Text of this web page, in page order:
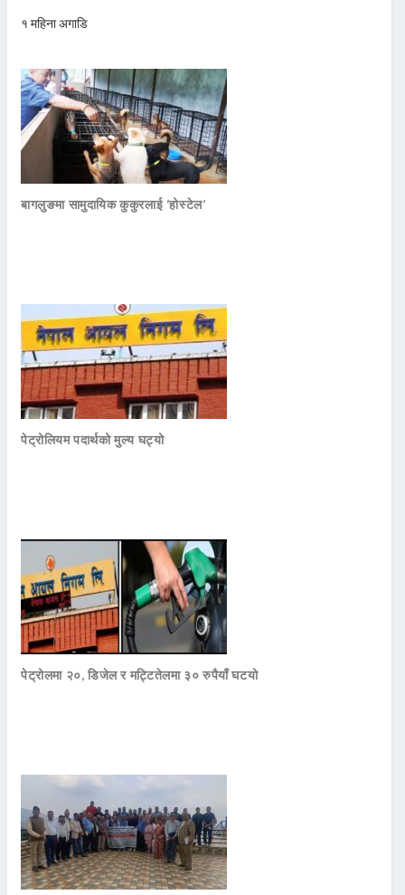
१ महिना अगाडि
बागलुङमा सामुदायिक कुकुरलाई ‘होस्टेल’
पेट्रोलियम पदार्थको मुल्य घट्यो
पेट्रोलमा २०, डिजेल र मट्टितेलमा ३० रुपैयाँ घटयो